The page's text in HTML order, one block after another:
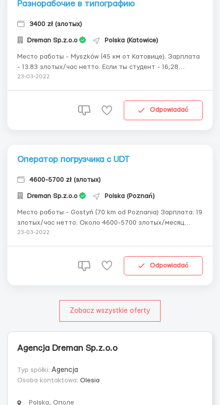
Разнорабочие в типографию
3400 zł (злотых)
Dreman Sp.z.o.o Polska (Katowice)
Место работы - Myszków (45 км от Катовице). Зарплата
- 13.83 злотых/час нетто. Если ты студент - 16,28
злотых/час нетто за PIT-0 (наличие студенческого
или 18.00-6.00 по 12 часов в ден...
23-03-2022
Odpowiadać
Оператор погрузчика с UDT
4600-5700 zł (злотых)
Dreman Sp.z.o.o Polska (Poznań)
Место работы - Gostyń (70 km od Poznania) Зарплата: 19
злотых/час нетто. Около 4600-5700 злотых/месяц
нетто. Если ты студент до 26 лет - 21,45 злотых/час
часов в день. На 6.00 и на 18.00 ...
23-03-2022
Odpowiadać
Zobacz wszystkie oferty
Agencja Dreman Sp.z.o.o
Typ spółki: Agencja
Osoba kontaktowa: Olesia
Polska, Ополе